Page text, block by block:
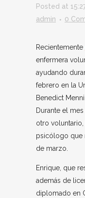
Posted at
admin
0
Recientemente
enfermera
ayudando
febrero en la
Benedict
Durante el
otro voluntario,
psicólogo que
de marzo.
Enrique, que
además de
diplomado en